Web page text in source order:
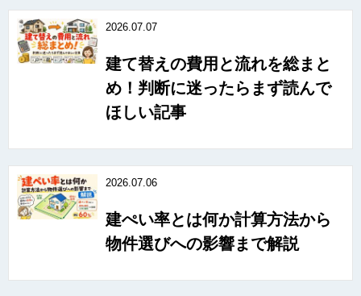
2026.07.07
建て替えの費用と流れを総まと
め！判断に迷ったらまず読んで
ほしい記事
2026.07.06
建ぺい率とは何か計算方法から
物件選びへの影響まで解説